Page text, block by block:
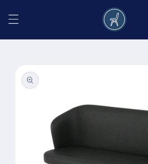
conținut
informațiile
despre
produs